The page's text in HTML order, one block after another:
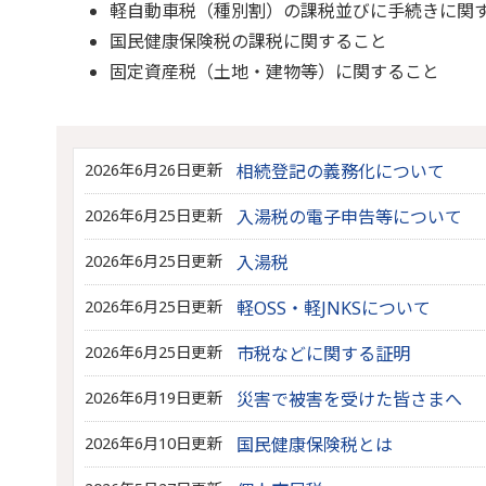
軽自動車税（種別割）の課税並びに手続きに関
国民健康保険税の課税に関すること
固定資産税（土地・建物等）に関すること
2026年6月26日更新 相続登記の義務化について
2026年6月25日更新 入湯税の電子申告等について
2026年6月25日更新 入湯税
2026年6月25日更新 軽OSS・軽JNKSについて
2026年6月25日更新 市税などに関する証明
2026年6月19日更新 災害で被害を受けた皆さまへ
2026年6月10日更新 国民健康保険税とは